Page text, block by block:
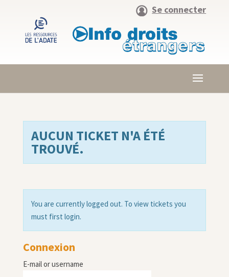
Se connecter
AUCUN TICKET N'A ÉTÉ
TROUVÉ.
You are currently logged out. To view tickets you
must first login.
Connexion
E-mail or username